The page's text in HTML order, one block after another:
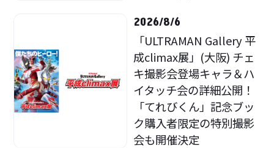
2026/8/6
「ULTRAMAN Gallery 平
成climax展」(大阪) チェ
キ撮影会登場キャラ＆ハ
イタッチ会の詳細公開！
「てれびくん」記念ブッ
ク購入者限定の特別撮影
会も開催決定